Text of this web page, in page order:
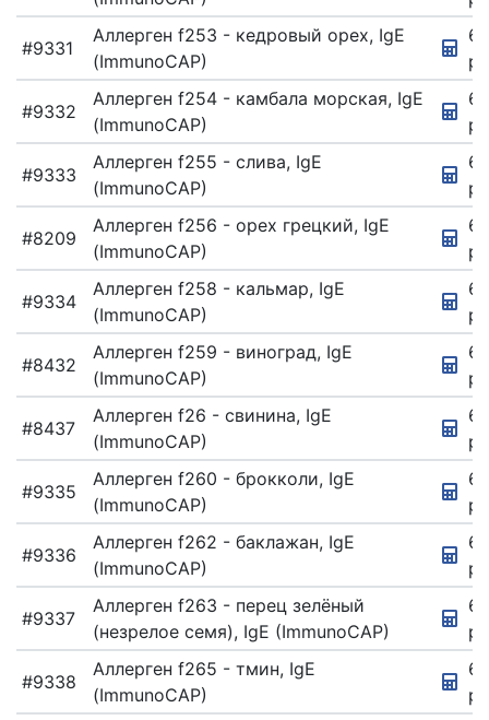
#9331
Аллерген f253 - кедровый орех, IgE
(ImmunoCAP)
#9332
Аллерген f254 - камбала морская, IgE
(ImmunoCAP)
#9333
Аллерген f255 - слива, IgE
(ImmunoCAP)
#8209
Аллерген f256 - орех грецкий, IgE
(ImmunoCAP)
#9334
Аллерген f258 - кальмар, IgE
(ImmunoCAP)
#8432
Аллерген f259 - виноград, IgE
(ImmunoCAP)
#8437
Аллерген f26 - свинина, IgE
(ImmunoCAP)
#9335
Аллерген f260 - брокколи, IgE
(ImmunoCAP)
#9336
Аллерген f262 - баклажан, IgE
(ImmunoCAP)
#9337
Аллерген f263 - перец зелёный
(незрелое семя), IgE (ImmunoCAP)
#9338
Аллерген f265 - тмин, IgE
(ImmunoCAP)